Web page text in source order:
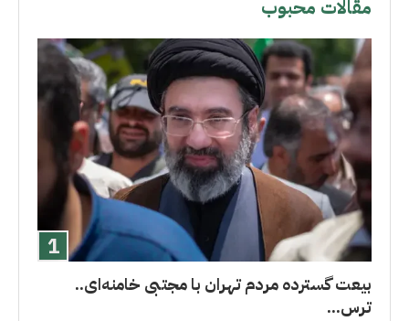
مقالات محبوب
بیعت گسترده مردم تهران با مجتبی خامنه‌ای..
ترس...